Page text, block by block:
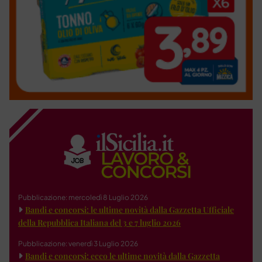
Pubblicazione: mercoledì 8 Luglio 2026
Bandi e concorsi: le ultime novità dalla Gazzetta Ufficiale
della Repubblica Italiana del 3 e 7 luglio 2026
Pubblicazione: venerdì 3 Luglio 2026
Bandi e concorsi: ecco le ultime novità dalla Gazzetta